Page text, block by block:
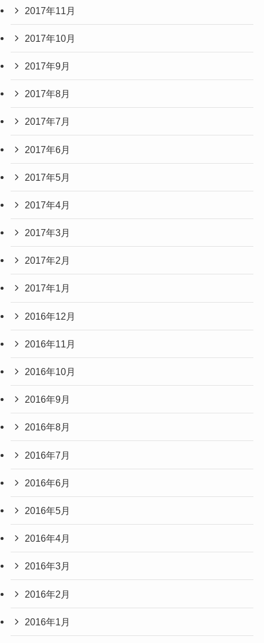
2017年11月
2017年10月
2017年9月
2017年8月
2017年7月
2017年6月
2017年5月
2017年4月
2017年3月
2017年2月
2017年1月
2016年12月
2016年11月
2016年10月
2016年9月
2016年8月
2016年7月
2016年6月
2016年5月
2016年4月
2016年3月
2016年2月
2016年1月